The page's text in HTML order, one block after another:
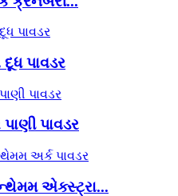
પાવડર
પાવડર
એક્સ્ટ્રા...